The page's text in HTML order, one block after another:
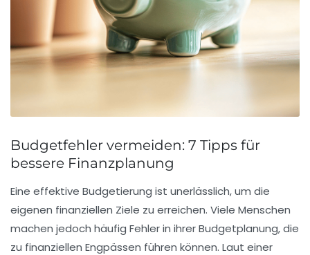
Budgetfehler vermeiden: 7 Tipps für
bessere Finanzplanung
Eine effektive Budgetierung ist unerlässlich, um die
eigenen finanziellen Ziele zu erreichen. Viele Menschen
machen jedoch häufig Fehler in ihrer Budgetplanung, die
zu finanziellen Engpässen führen können. Laut einer